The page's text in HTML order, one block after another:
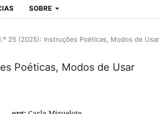
SOBRE
25 (2025): Instruções Poéticas, Modos de Usar
Poéticas, Modos de Usar